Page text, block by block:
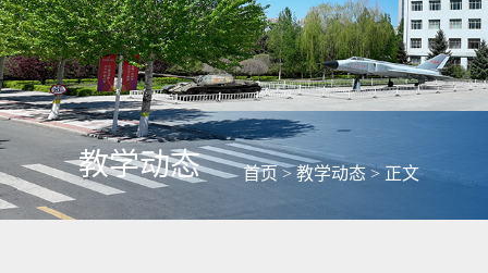
教学动态 首页 >教学动态 > 正文